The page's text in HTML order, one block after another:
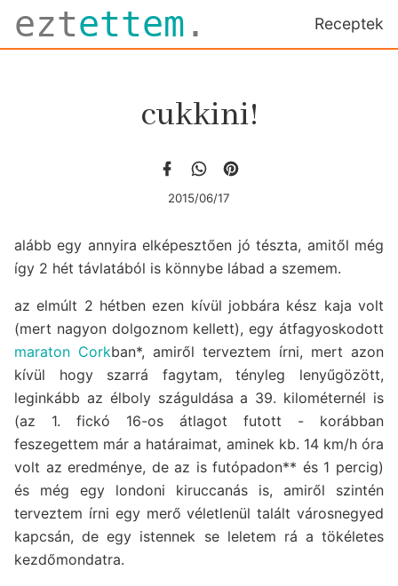
eztettem . Receptek
cukkini!
2015/06/17
alább egy annyira elképesztően jó tészta, amitől még
így 2 hét távlatából is könnybe lábad a szemem.
az elmúlt 2 hétben ezen kívül jobbára kész kaja volt
(mert nagyon dolgoznom kellett), egy átfagyoskodott
maraton Corkban*, amiről terveztem írni, mert azon
kívül hogy szarrá fagytam, tényleg lenyűgözött,
leginkább az élboly száguldása a 39. kilométernél is
(az 1. fickó 16-os átlagot futott - korábban
feszegettem már a határaimat, aminek kb. 14 km/h óra
volt az eredménye, de az is futópadon** és 1 percig)
és még egy londoni kiruccanás is, amiről szintén
terveztem írni egy merő véletlenül talált városnegyed
kapcsán, de egy istennek se leletem rá a tökéletes
kezdőmondatra.